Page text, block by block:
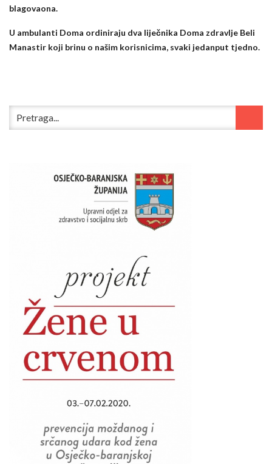
blagovaona.
U ambulanti Doma ordiniraju dva liječnika Doma zdravlje Beli
Manastir koji brinu o našim korisnicima, svaki jedanput tjedno.